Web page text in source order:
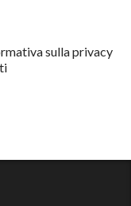
sulla privacy